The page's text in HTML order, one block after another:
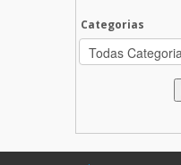
Categorias